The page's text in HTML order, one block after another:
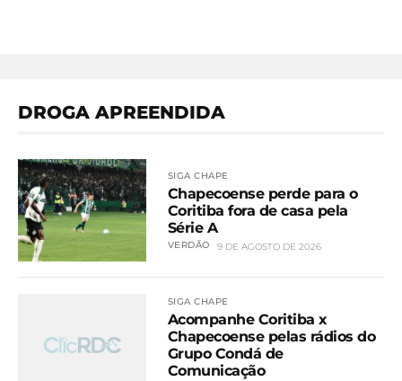
DROGA APREENDIDA
SIGA CHAPE
Chapecoense perde para o
Coritiba fora de casa pela
Série A
VERDÃO 9 DE AGOSTO DE 2026
SIGA CHAPE
Acompanhe Coritiba x
Chapecoense pelas rádios do
Grupo Condá de
Comunicação